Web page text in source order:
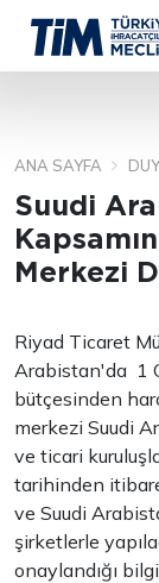
ANA SAYFA
Suudi
Merkezi
Riyad Ticaret
Arabistan'da 1
bütçesinden
merkezi Suudi
ve ticari
tarihinden
ve Suudi
şirketlerle
onaylandığı